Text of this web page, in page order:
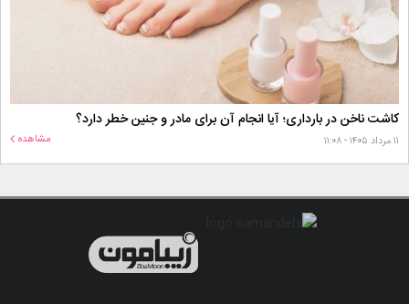
کاشت ناخن در بارداری؛ آیا انجام آن برای مادر و جنین خطر دارد؟
۱۱ مرداد ۱۴۰۵ - ۱۱:۰۸ مشاهده